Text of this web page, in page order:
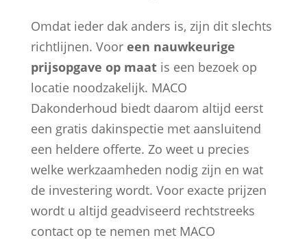
Omdat ieder dak anders is, zijn dit slechts
richtlijnen. Voor een nauwkeurige
prijsopgave op maatis een bezoek op
locatie noodzakelijk. MACO
Dakonderhoud biedt daarom altijd eerst
een gratis dakinspectie met aansluitend
een heldere offerte. Zo weet u precies
welke werkzaamheden nodig zijn en wat
de investering wordt. Voor exacte prijzen
wordt u altijd geadviseerd rechtstreeks
contact op te nemen met MACO